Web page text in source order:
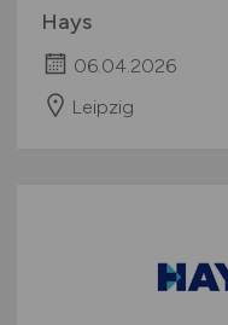
Hays
06.04.2026
Leipzig